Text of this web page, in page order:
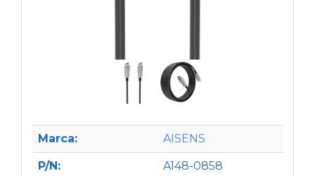
Marca: AISENS
P/N: A148-0858